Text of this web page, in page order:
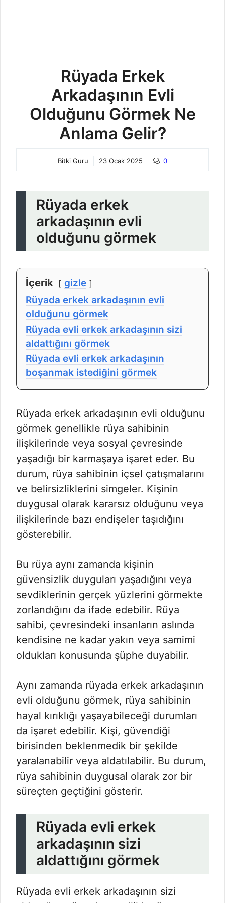
Rüyada Erkek
Arkadaşının Evli
Olduğunu Görmek Ne
Anlama Gelir?
Bitki Guru 23 Ocak 2025 0
Rüyada erkek
arkadaşının evli
olduğunu görmek
İçerik
gizle
Rüyada erkek arkadaşının evli
olduğunu görmek
Rüyada evli erkek arkadaşının sizi
aldattığını görmek
Rüyada evli erkek arkadaşının
boşanmak istediğini görmek
Rüyada erkek arkadaşının evli olduğunu
görmek genellikle rüya sahibinin
ilişkilerinde veya sosyal çevresinde
yaşadığı bir karmaşaya işaret eder. Bu
durum, rüya sahibinin içsel çatışmalarını
ve belirsizliklerini simgeler. Kişinin
duygusal olarak kararsız olduğunu veya
ilişkilerinde bazı endişeler taşıdığını
gösterebilir.
Bu rüya aynı zamanda kişinin
güvensizlik duyguları yaşadığını veya
sevdiklerinin gerçek yüzlerini görmekte
zorlandığını da ifade edebilir. Rüya
sahibi, çevresindeki insanların aslında
kendisine ne kadar yakın veya samimi
oldukları konusunda şüphe duyabilir.
Aynı zamanda rüyada erkek arkadaşının
evli olduğunu görmek, rüya sahibinin
hayal kırıklığı yaşayabileceği durumları
da işaret edebilir. Kişi, güvendiği
birisinden beklenmedik bir şekilde
yaralanabilir veya aldatılabilir. Bu durum,
rüya sahibinin duygusal olarak zor bir
süreçten geçtiğini gösterir.
Rüyada evli erkek
arkadaşının sizi
aldattığını görmek
Rüyada evli erkek arkadaşının sizi